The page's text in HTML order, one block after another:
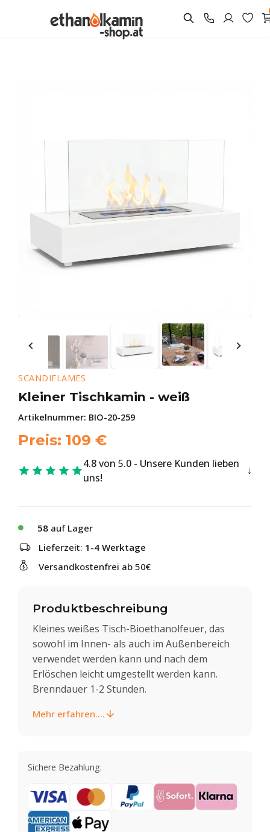
SCANDIFLAMES
Kleiner Tischkamin - weiß
Artikelnummer: BIO-20-259
Preis: 109 €
4.8 von 5.0 - Unsere Kunden lieben
uns!
58 auf Lager
Lieferzeit: 1-4 Werktage
Versandkostenfrei ab 50€
Produktbeschreibung
Kleines weißes Tisch-Bioethanolfeuer, das
sowohl im Innen- als auch im Außenbereich
verwendet werden kann und nach dem
Erlöschen leicht umgestellt werden kann.
Brenndauer 1-2 Stunden.
Mehr erfahren....
Sichere Bezahlung: